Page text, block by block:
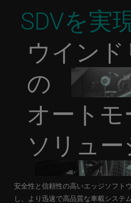
SDVを実
ウイン
の
オート
ソリュ
安全性と信頼性の高いエッジソフト
し、より迅速で高品質な車載システ